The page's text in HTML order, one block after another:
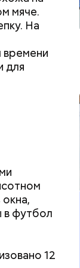
мяче.
На
времени
для
в футбол
12
мазут,
в
ли дом по
где